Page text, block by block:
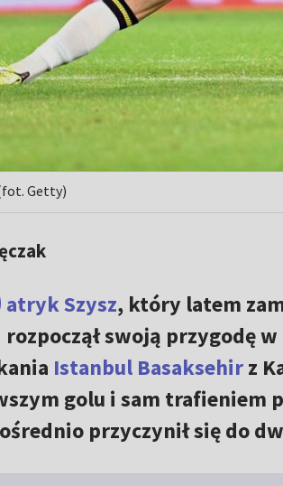
Getty)
atryk Szysz, który latem
rozpoczął swoją przygodę
Istanbul Basaksehirz
golu i sam trafieniem
przyczynił się do